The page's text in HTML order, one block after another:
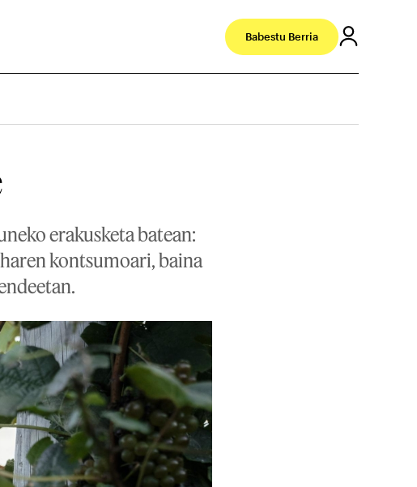
Babestu Berria
erakusketa batean:
kontsumoari, baina